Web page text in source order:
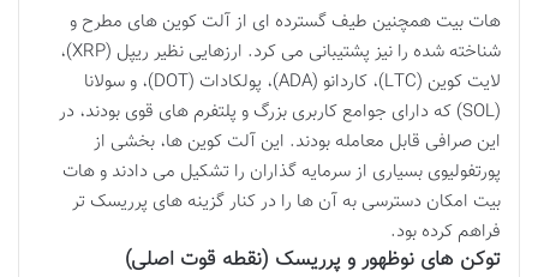
هات بیت همچنین طیف گسترده ای از آلت کوین های مطرح و
شناخته شده را نیز پشتیبانی می کرد. ارزهایی نظیر ریپل (XRP)،
لایت کوین (LTC)، کاردانو (ADA)، پولکادات (DOT)، و سولانا
(SOL) که دارای جوامع کاربری بزرگ و پلتفرم های قوی بودند، در
این صرافی قابل معامله بودند. این آلت کوین ها، بخشی از
پورتفولیوی بسیاری از سرمایه گذاران را تشکیل می دادند و هات
بیت امکان دسترسی به آن ها را در کنار گزینه های پرریسک تر
فراهم کرده بود.
توکن های نوظهور و پرریسک (نقطه قوت اصلی)